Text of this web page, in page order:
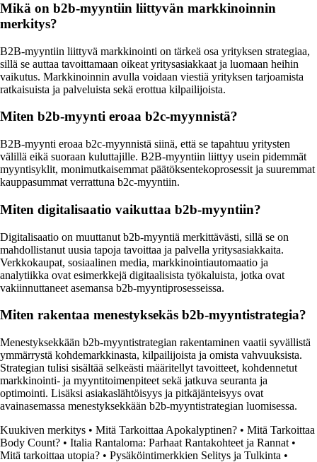
Mikä on b2b-myyntiin liittyvän markkinoinnin
merkitys?
B2B-myyntiin liittyvä markkinointi on tärkeä osa yrityksen strategiaa,
sillä se auttaa tavoittamaan oikeat yritysasiakkaat ja luomaan heihin
vaikutus. Markkinoinnin avulla voidaan viestiä yrityksen tarjoamista
ratkaisuista ja palveluista sekä erottua kilpailijoista.
Miten b2b-myynti eroaa b2c-myynnistä?
B2B-myynti eroaa b2c-myynnistä siinä, että se tapahtuu yritysten
välillä eikä suoraan kuluttajille. B2B-myyntiin liittyy usein pidemmät
myyntisyklit, monimutkaisemmat päätöksentekoprosessit ja suuremmat
kauppasummat verrattuna b2c-myyntiin.
Miten digitalisaatio vaikuttaa b2b-myyntiin?
Digitalisaatio on muuttanut b2b-myyntiä merkittävästi, sillä se on
mahdollistanut uusia tapoja tavoittaa ja palvella yritysasiakkaita.
Verkkokaupat, sosiaalinen media, markkinointiautomaatio ja
analytiikka ovat esimerkkejä digitaalisista työkaluista, jotka ovat
vakiinnuttaneet asemansa b2b-myyntiprosesseissa.
Miten rakentaa menestyksekäs b2b-myyntistrategia?
Menestyksekkään b2b-myyntistrategian rakentaminen vaatii syvällistä
ymmärrystä kohdemarkkinasta, kilpailijoista ja omista vahvuuksista.
Strategian tulisi sisältää selkeästi määritellyt tavoitteet, kohdennetut
markkinointi- ja myyntitoimenpiteet sekä jatkuva seuranta ja
optimointi. Lisäksi asiakaslähtöisyys ja pitkäjänteisyys ovat
avainasemassa menestyksekkään b2b-myyntistrategian luomisessa.
Kuukiven merkitys • Mitä Tarkoittaa Apokalyptinen? • Mitä Tarkoittaa
Body Count? • Italia Rantaloma: Parhaat Rantakohteet ja Rannat •
Mitä tarkoittaa utopia? • Pysäköintimerkkien Selitys ja Tulkinta •